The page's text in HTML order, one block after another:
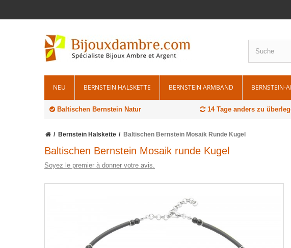
NEU BERNSTEIN HALSKETTE BERNSTEIN ARMBAND BERNSTEIN-
Baltischen Bernstein Natur 14 Tage anders zu
Bernstein Halskette Baltischen Bernstein Mosaik Runde Kugel
Baltischen Bernstein Mosaik runde Kugel
Soyez le premier à donner votre avis.